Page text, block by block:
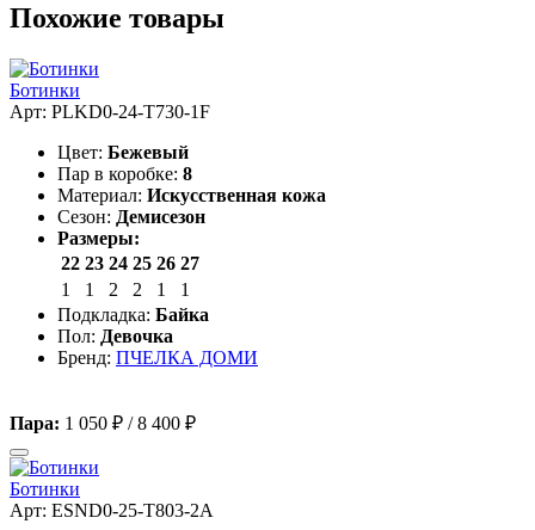
Похожие товары
Ботинки
Арт: PLKD0-24-T730-1F
Цвет: Бежевый
Пар в коробке: 8
Материал: Искусственная кожа
Сезон: Демисезон
Размеры:
22 23 24 25 26 27
1
1 2 2 1
1
Подкладка: Байка
Пол: Девочка
Бренд: ПЧЕЛКА ДОМИ
Пара: 1 050 ₽ /8 400 ₽
Ботинки
Арт: ESND0-25-T803-2A